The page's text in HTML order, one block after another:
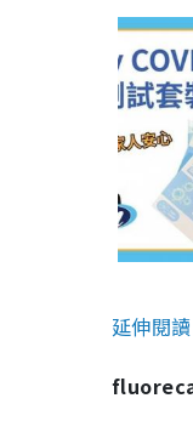
延伸閱